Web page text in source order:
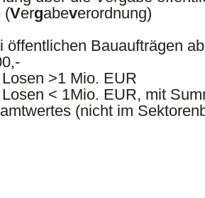
(Vergabeverordnung)
öffentlichen Bauaufträgen
>1 Mio. EUR
< 1Mio. EUR, mit
(nicht im